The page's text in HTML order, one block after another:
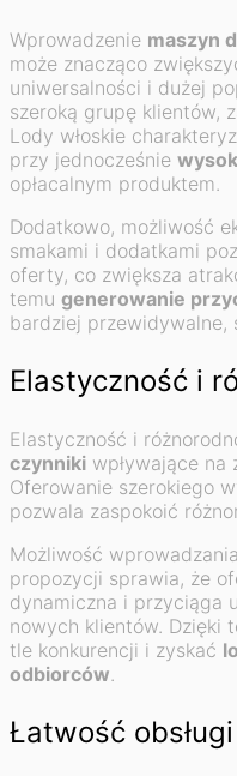
Wprowadzenie maszyn
może znacząco
uniwersalności i dużej
szeroką grupę klientów,
Lody włoskie
przy jednocześnie
opłacalnym produktem.
Dodatkowo, możliwość
smakami i dodatkami
oferty, co zwiększa
temu generowanie
bardziej przewidywalne,
Elastyczność i
Elastyczność i
czynniki wpływające na
Oferowanie szerokiego
pozwala zaspokoić
Możliwość
propozycji sprawia, że
dynamiczna i przyciąga
nowych klientów. Dzięki
tle konkurencji i zyskać
odbiorców.
Łatwość